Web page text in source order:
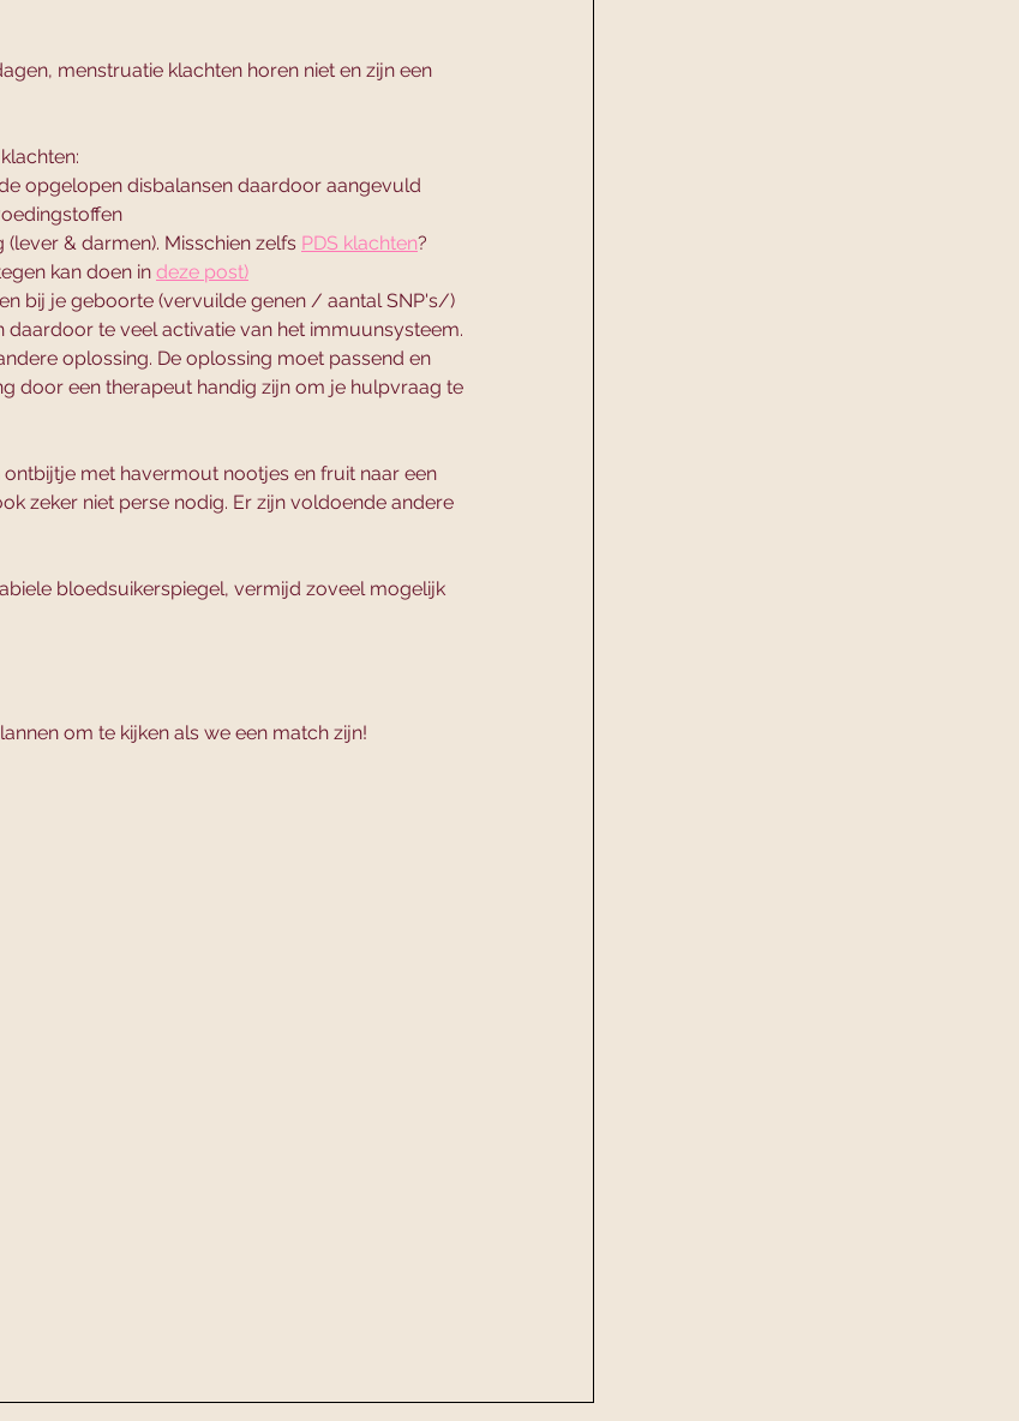
menstruatie klachten horen niet en zijn een
opgelopen disbalansen daardoor aangevuld
& darmen). Misschien zelfs PDS klachten?
kan doen in deze post)
bij je geboorte (vervuilde genen / aantal SNP's/)
daardoor te veel activatie van het immuunsysteem.
oplossing. De oplossing moet passend en
door een therapeut handig zijn om je hulpvraag te
met havermout nootjes en fruit naar een
zeker niet perse nodig. Er zijn voldoende andere
bloedsuikerspiegel, vermijd zoveel mogelijk
om te kijken als we een match zijn!